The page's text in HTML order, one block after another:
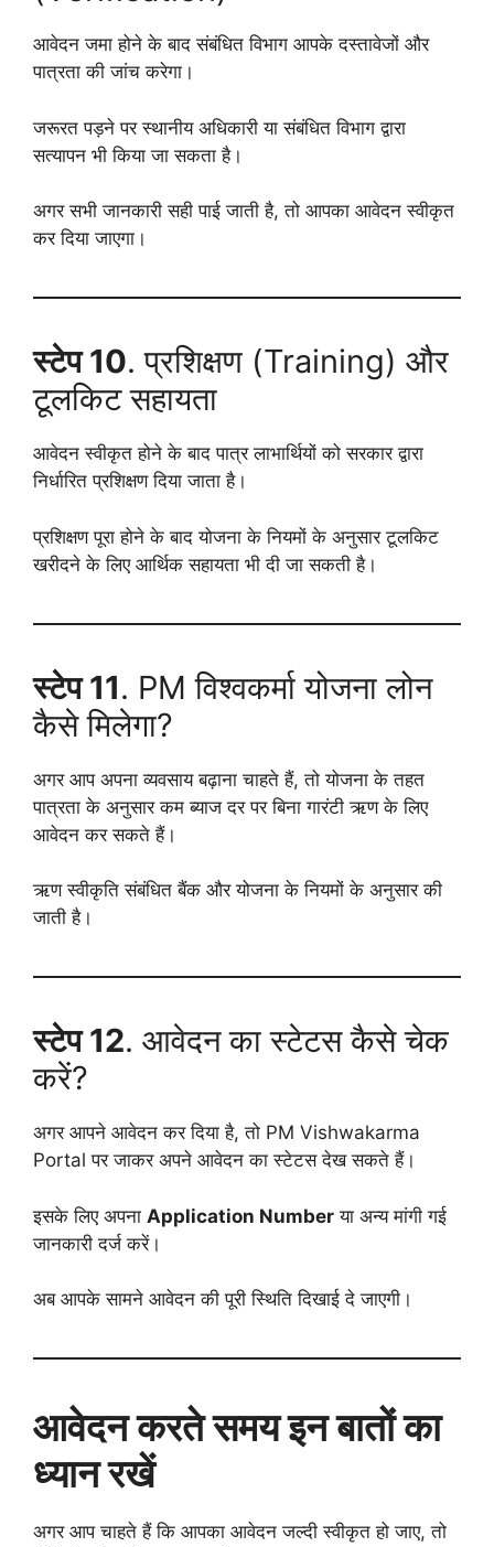
आवेदन जमा होने के बाद संबंधित विभाग आपके दस्तावेजों और
पात्रता की जांच करेगा।
जरूरत पड़ने पर स्थानीय अधिकारी या संबंधित विभाग द्वारा
सत्यापन भी किया जा सकता है।
अगर सभी जानकारी सही पाई जाती है, तो आपका आवेदन स्वीकृत
कर दिया जाएगा।
स्टेप 10. प्रशिक्षण (Training) और
टूलकिट सहायता
आवेदन स्वीकृत होने के बाद पात्र लाभार्थियों को सरकार द्वारा
निर्धारित प्रशिक्षण दिया जाता है।
प्रशिक्षण पूरा होने के बाद योजना के नियमों के अनुसार टूलकिट
खरीदने के लिए आर्थिक सहायता भी दी जा सकती है।
स्टेप 11. PM विश्वकर्मा योजना लोन
कैसे मिलेगा?
अगर आप अपना व्यवसाय बढ़ाना चाहते हैं, तो योजना के तहत
पात्रता के अनुसार कम ब्याज दर पर बिना गारंटी ऋण के लिए
आवेदन कर सकते हैं।
ऋण स्वीकृति संबंधित बैंक और योजना के नियमों के अनुसार की
जाती है।
स्टेप 12. आवेदन का स्टेटस कैसे चेक
करें?
अगर आपने आवेदन कर दिया है, तो PM Vishwakarma
Portal पर जाकर अपने आवेदन का स्टेटस देख सकते हैं।
इसके लिए अपना Application Number या अन्य मांगी गई
जानकारी दर्ज करें।
अब आपके सामने आवेदन की पूरी स्थिति दिखाई दे जाएगी।
आवेदन करते समय इन बातों का
ध्यान रखें
अगर आप चाहते हैं कि आपका आवेदन जल्दी स्वीकृत हो जाए, तो